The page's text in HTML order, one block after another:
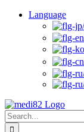
Skip
Language
Search
for: